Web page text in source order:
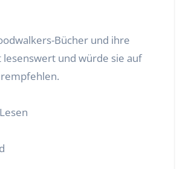
Bücher und ihre
lesenswert und würde sie auf